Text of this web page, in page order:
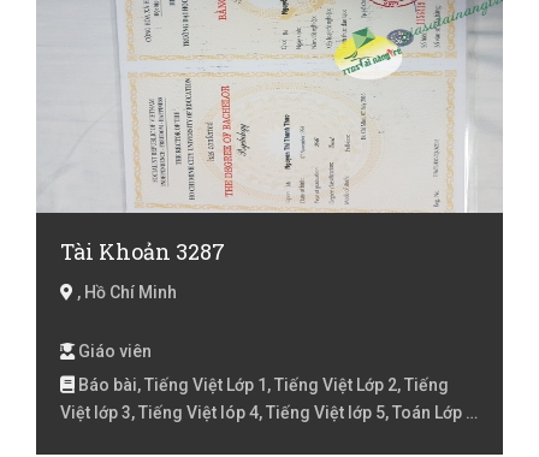
Tài Khoản 3287
, Hồ Chí Minh
Giáo viên
Báo bài, Tiếng Việt Lớp 1, Tiếng Việt Lớp 2, Tiếng
Việt lớp 3, Tiếng Việt lóp 4, Tiếng Việt lớp 5, Toán Lớp 1,